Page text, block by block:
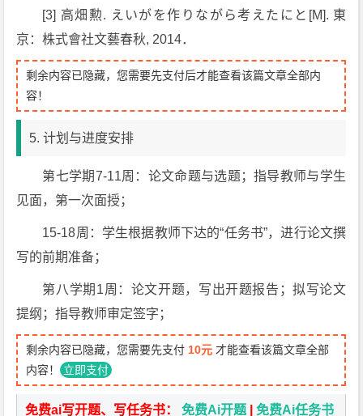
[3] 高畑勲. えいがを作りながら考えたにと[M]. 東
京：株式會社文藝春秋, 2014．
剩余内容已隐藏，您需要先支付后才能查看该篇文章全部内
容！
5. 计划与进度安排
第七学期7-11周：论文命题与选题；指导教师与学生
见面，第一次面授；
15-18周：学生根据教师下达的“任务书”，进行论文撰
写的前期准备；
第八学期1周：论文开题，写出开题报告；拟写论文
提纲；指导教师审定签字；
剩余内容已隐藏，您需要先支付 10元 才能查看该篇文章全部
内容！ 立即支付
免费ai写开题、写任务书：免费Ai开题 |免费Ai任务书